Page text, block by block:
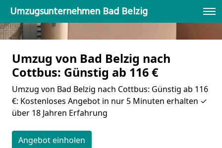
Umzugsunternehmen Bad Belzig
Umzug von Bad Belzig nach
Cottbus: Günstig ab 116 €
Umzug von Bad Belzig nach Cottbus: Günstig ab 116
€: Kostenloses Angebot in nur 5 Minuten erhalten ✓
über 18 Jahren Erfahrung
Angebot einholen